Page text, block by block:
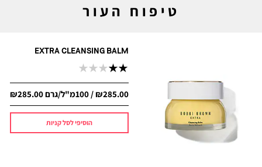
טיפוח העור
EXTRA CLEANSING BALM
₪285.00 / 100מ"ל/גרם ₪285.00
הוסיפי לסל קניות